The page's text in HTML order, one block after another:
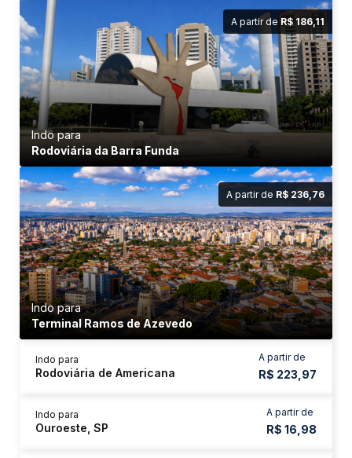
A partir de R$ 186,11
Indo para
Rodoviária da Barra Funda
A partir de R$ 236,76
Indo para
Terminal Ramos de Azevedo
A partir de
R$ 223,97
Indo para
Rodoviária de Americana
A partir de
R$ 16,98
Indo para
Ouroeste, SP